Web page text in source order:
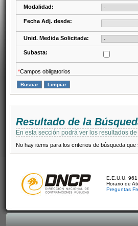
Modalidad:
Fecha Adj. desde:
Unid. Medida Solicitada:
Subasta:
*Campos obligatorios
Resultado de la
En esta sección podrá ver los resultados
No hay items para los criterios de búsqueda que
E.E.U.U.
Horario de
Preguntas